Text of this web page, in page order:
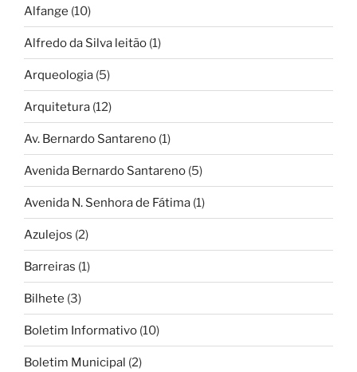
Alfange (10)
Alfredo da Silva leitão (1)
Arqueologia (5)
Arquitetura (12)
Av. Bernardo Santareno (1)
Avenida Bernardo Santareno (5)
Avenida N. Senhora de Fátima (1)
Azulejos (2)
Barreiras (1)
Bilhete (3)
Boletim Informativo (10)
Boletim Municipal (2)